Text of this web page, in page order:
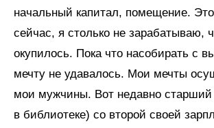
начальный капитал, помещение.
сейчас, я столько не зарабатываю,
окупилось. Пока что насобирать с
мечту не удавалось. Мои мечты
мои мужчины. Вот недавно старший
в библиотеке) со второй своей